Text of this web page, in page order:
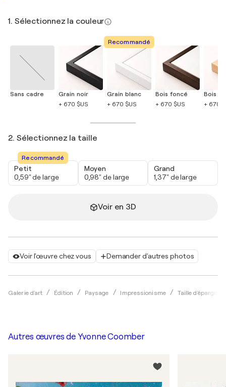
Voir l'œuvre chez vous Demander d'autres photos
Galerie d'art Édition Paysage Impressionisme Taille d'épargne
1. Sélectionnez la couleur
Sans cadre
Grain noir
+ 670 $US
Recommandé
Grain blanc
+ 670 $US
Bois foncé
+ 670 $US
Bois
+ 670
2. Sélectionnez la taille
Recommandé
Petit
0,59" de large
Moyen
0,98" de large
Grand
1,37" de large
Voir en 3D
Autres œuvres de Yvonne Coomber